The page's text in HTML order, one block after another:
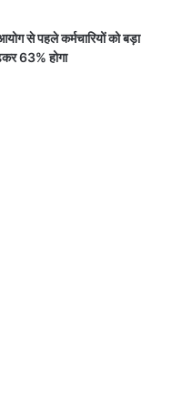
से पहले कर्मचारियों को बड़ा
63% होगा